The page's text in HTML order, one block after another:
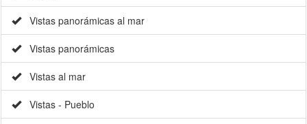
Vistas panorámicas al mar
Vistas panorámicas
Vistas al mar
Vistas - Pueblo